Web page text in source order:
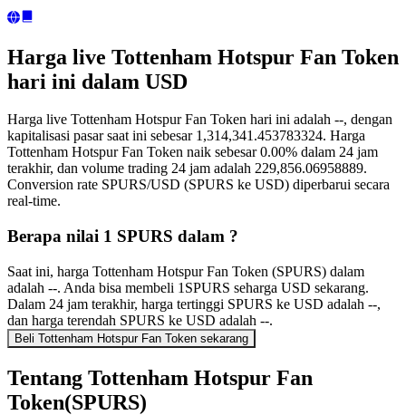
Harga live Tottenham Hotspur Fan Token
hari ini dalam USD
Harga live Tottenham Hotspur Fan Token hari ini adalah --, dengan
kapitalisasi pasar saat ini sebesar 1,314,341.453783324. Harga
Tottenham Hotspur Fan Token naik sebesar 0.00% dalam 24 jam
terakhir, dan volume trading 24 jam adalah 229,856.06958889.
Conversion rate SPURS/USD (SPURS ke USD) diperbarui secara
real-time.
Berapa nilai 1 SPURS dalam ?
Saat ini, harga Tottenham Hotspur Fan Token (SPURS) dalam
adalah --. Anda bisa membeli 1SPURS seharga USD sekarang.
Dalam 24 jam terakhir, harga tertinggi SPURS ke USD adalah --,
dan harga terendah SPURS ke USD adalah --.
Beli Tottenham Hotspur Fan Token sekarang
Tentang Tottenham Hotspur Fan
Token(SPURS)